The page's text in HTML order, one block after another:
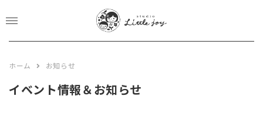
CLOSE
studio plan
ホーム お知らせ
イベント情報＆お知らせ